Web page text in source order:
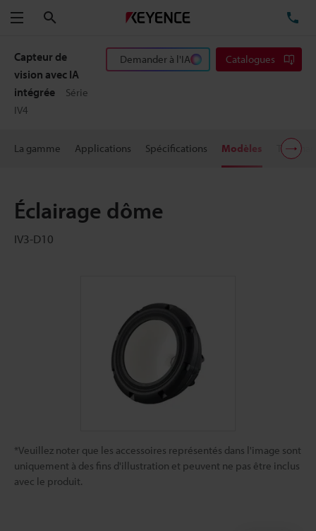
Menu
Capteur de
vision avec IA
intégrée
Série
IV4
Demander à l'IA Catalogues
La gamme Applications Spécifications Modèles
Éclairage dôme
IV3-D10
*Veuillez noter que les accessoires représentés dans l'image sont
uniquement à des fins d'illustration et peuvent ne pas être inclus
avec le produit.